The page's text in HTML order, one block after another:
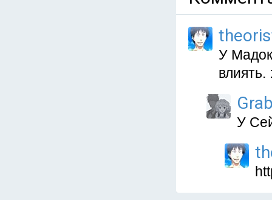
У
влиять.
У